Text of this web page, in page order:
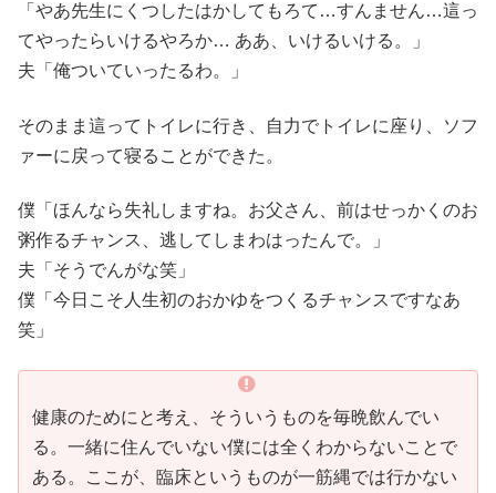
「やあ先生にくつしたはかしてもろて…すんません…這っ
てやったらいけるやろか… ああ、いけるいける。」
夫「俺ついていったるわ。」
そのまま這ってトイレに行き、自力でトイレに座り、ソフ
ァーに戻って寝ることができた。
僕「ほんなら失礼しますね。お父さん、前はせっかくのお
粥作るチャンス、逃してしまわはったんで。」
夫「そうでんがな笑」
僕「今日こそ人生初のおかゆをつくるチャンスですなあ
笑」
健康のためにと考え、そういうものを毎晩飲んでい
る。一緒に住んでいない僕には全くわからないことで
ある。ここが、臨床というものが一筋縄では行かない